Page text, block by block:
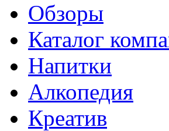
Обзоры
Каталог
Напитки
Алкопедия
Креатив